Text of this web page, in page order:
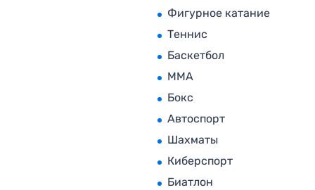
Фигурное катание
Теннис
Баскетбол
MMA
Бокс
Автоспорт
Шахматы
Киберспорт
Биатлон